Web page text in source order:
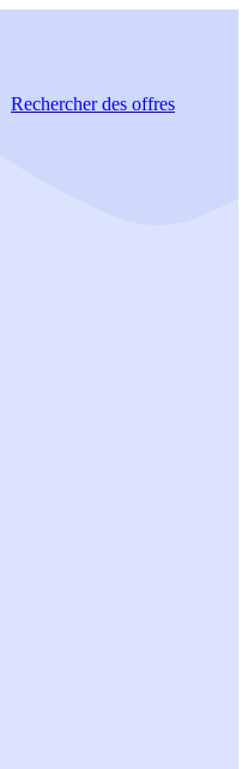
Rechercherdes offres